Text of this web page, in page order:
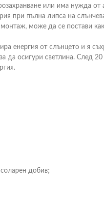
или има нужда от
при пълна липса на
може да се постави
енергия от слънцето и я
осигури светлина. След
добив;